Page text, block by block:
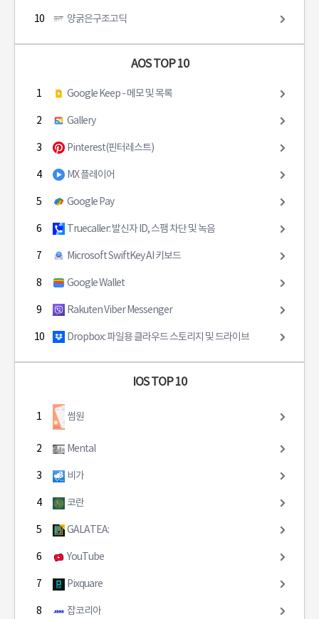
10 양굵은구조고딕
AOS TOP 10
1 Google Keep - 메모 및 목록
2 Gallery
3 Pinterest(핀터레스트)
4 MX 플레이어
5 Google Pay
6 Truecaller: 발신자 ID, 스팸 차단 및 녹음
7 Microsoft SwiftKey AI 키보드
8 Google Wallet
9 Rakuten Viber Messenger
10 Dropbox: 파일용 클라우드 스토리지 및 드라이브
IOS TOP 10
1 썸원
2 Mental
3 비가
4 코란
5 GALATEA:
6 YouTube
7 Pixquare
8 잡코리아